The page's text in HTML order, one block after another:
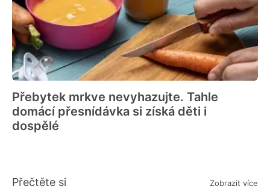
Přebytek mrkve nevyhazujte. Tahle
domácí přesnídávka si získá děti i
dospělé
Přečtěte si Zobrazit více